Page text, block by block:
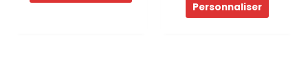
Personnaliser